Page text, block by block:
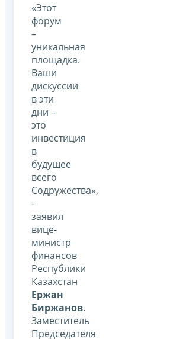
«Этот
форум
–
уникальная
площадка.
Ваши
дискуссии
в эти
дни –
это
инвестиция
в
будущее
всего
Содружества»,
-
заявил
вице-
министр
финансов
Республики
Казахстан
Ержан
Биржанов.
Заместитель
Председателя